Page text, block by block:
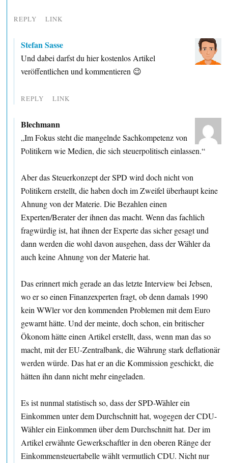
REPLY LINK
Stefan Sasse
Und dabei darfst du hier kostenlos Artikel
veröffentlichen und kommentieren 😉
REPLY LINK
Blechmann
„Im Fokus steht die mangelnde Sachkompetenz von
Politikern wie Medien, die sich steuerpolitisch einlassen.“
Aber das Steuerkonzept der SPD wird doch nicht von
Politikern erstellt, die haben doch im Zweifel überhaupt keine
Ahnung von der Materie. Die Bezahlen einen
Experten/Berater der ihnen das macht. Wenn das fachlich
fragwürdig ist, hat ihnen der Experte das sicher gesagt und
dann werden die wohl davon ausgehen, dass der Wähler da
auch keine Ahnung von der Materie hat.
Das erinnert mich gerade an das letzte Interview bei Jebsen,
wo er so einen Finanzexperten fragt, ob denn damals 1990
kein WWler vor den kommenden Problemen mit dem Euro
gewarnt hätte. Und der meinte, doch schon, ein britischer
Ökonom hätte einen Artikel erstellt, dass, wenn man das so
macht, mit der EU-Zentralbank, die Währung stark deflationär
werden würde. Das hat er an die Kommission geschickt, die
hätten ihn dann nicht mehr eingeladen.
Es ist nunmal statistisch so, dass der SPD-Wähler ein
Einkommen unter dem Durchschnitt hat, wogegen der CDU-
Wähler ein Einkommen über dem Durchschnitt hat. Der im
Artikel erwähnte Gewerkschaftler in den oberen Ränge der
Einkommensteuertabelle wählt vermutlich CDU. Nicht nur